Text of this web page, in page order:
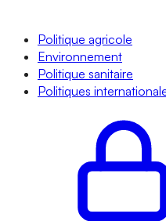
Politique agricole
Environnement
Politique sanitaire
Politiques